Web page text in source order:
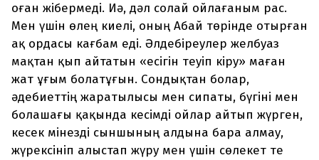
оған жібермеді. Иә, дәл солай ойлағаным рас.
Мен үшін өлең киелі, оның Абай төрінде отырған
ақ ордасы кағбам еді. Әлдебіреулер желбуаз
мақтан қып айтатын «есігін теуіп кіру» маған
жат ұғым болатұғын. Сондықтан болар,
әдебиеттің жаратылысы мен сипаты, бүгіні мен
болашағы қақында кесімді ойлар айтып жүрген,
кесек мінезді сыншының алдына бара алмау,
жүрексініп алыстап жүру мен үшін сөлекет те